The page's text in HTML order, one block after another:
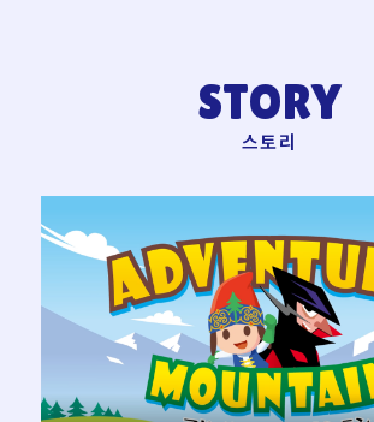
STORY
스토리